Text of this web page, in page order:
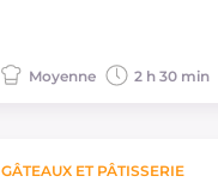
Moyenne 2 h 30 min
GÂTEAUX ET PÂTISSERIE